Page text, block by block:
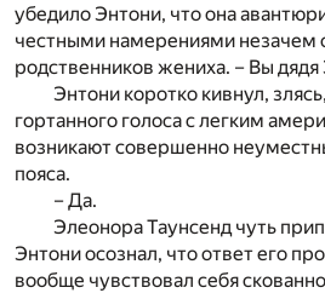
убедило Энтони, что она
честными намерениями незачем
родственников жениха. – Вы
Энтони коротко кивнул,
гортанного голоса с легким
возникают совершенно
пояса.
– Да.
Элеонора Таунсенд чуть
Энтони осознал, что ответ его
вообще чувствовал себя